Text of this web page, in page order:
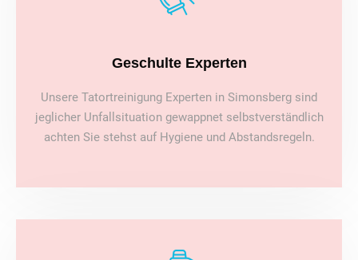
Geschulte Experten
Unsere Tatortreinigung Experten in Simonsberg sind
jeglicher Unfallsituation gewappnet selbstverständlich
achten Sie stehst auf Hygiene und Abstandsregeln.